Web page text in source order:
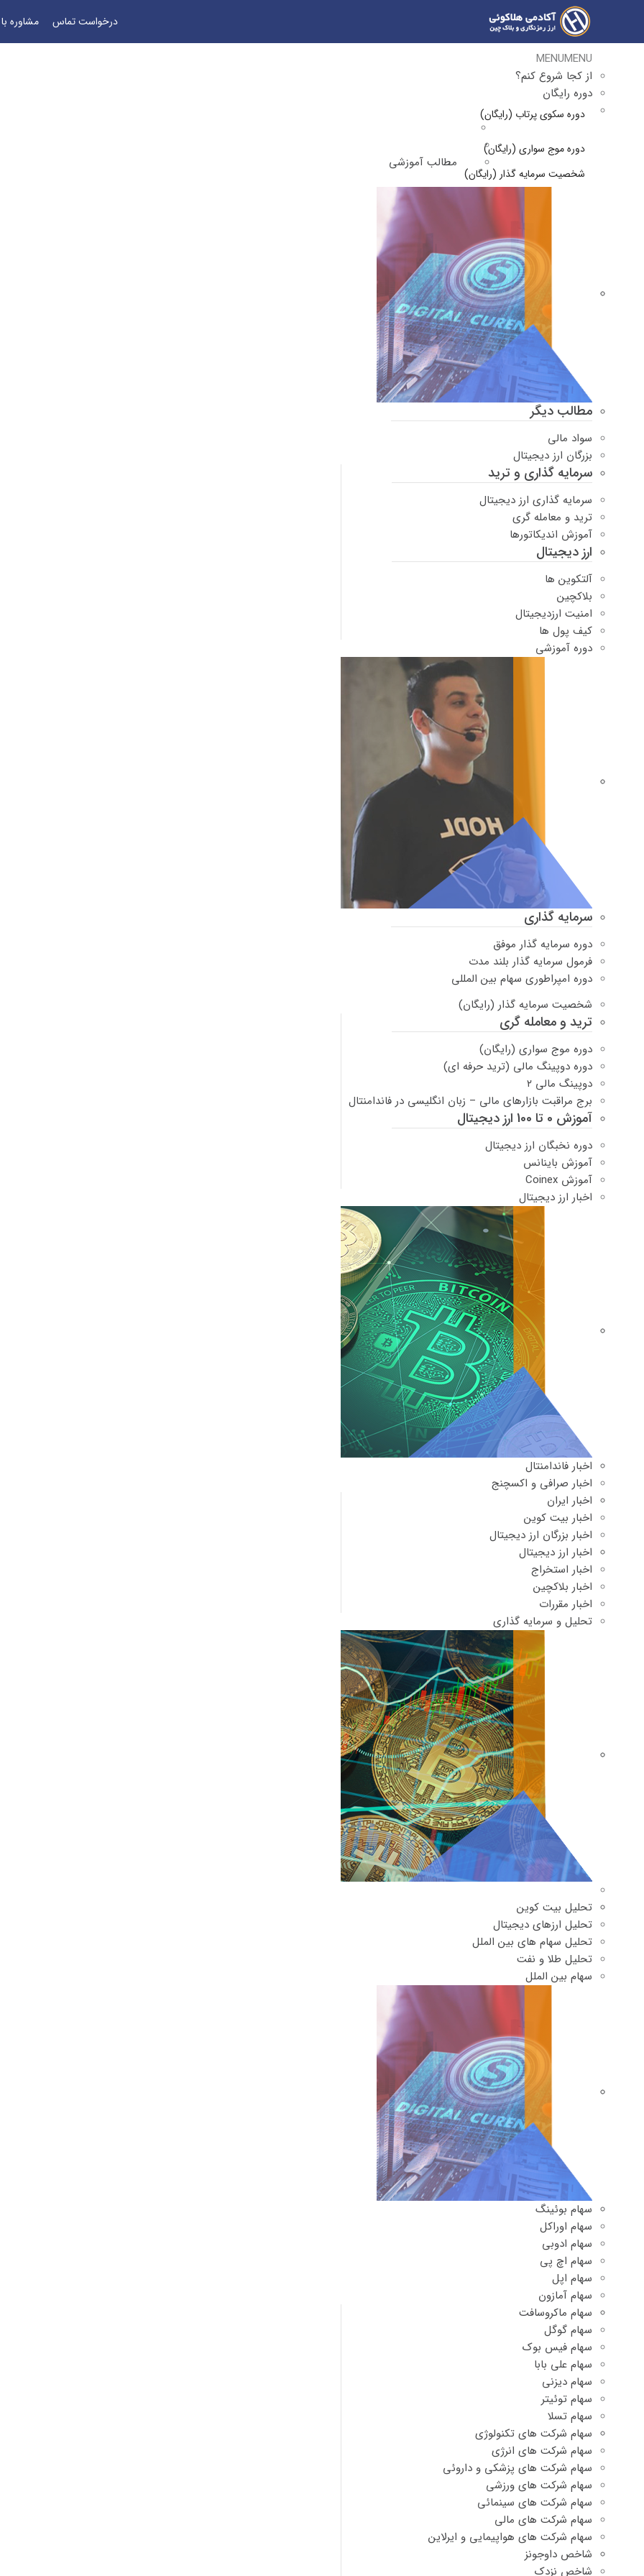
درخواست تماس مشاوره
MENUMENU
از کجا شروع کنم؟
دوره رایگان
دوره سکوی پرتاب (رایگان)
دوره موج سواری (رایگان)
شخصیت سرمایه گذار (رایگان)
مطالب آموزشی
مطالب دیگر
سواد مالی
بزرگان ارز دیجیتال
سرمایه گذاری و ترید
سرمایه گذاری ارز دیجیتال
ترید و معامله گری
آموزش اندیکاتورها
ارز دیجیتال
آلتکوین ها
بلاکچین
امنیت ارزدیجیتال
کیف پول ها
دوره‌ آموزشی
سرمایه گذاری
دوره سرمایه گذار موفق
فرمول سرمایه گذار بلند مدت
دوره امپراطوری سهام بین المللی
شخصیت سرمایه گذار (رایگان)
ترید و معامله گری
دوره موج سواری (رایگان)
دوره دوپینگ مالی (ترید حرفه ای)
دوپینگ مالی ۲
برج مراقبت بازارهای مالی – زبان انگلیسی در فاندامنتال
آموزش 0 تا 100 ارز دیجیتال
دوره نخبگان ارز دیجیتال
آموزش باینانس
آموزش Coinex
اخبار ارز دیجیتال
اخبار فاندامنتال
اخبار صرافی و اکسچنج
اخبار ایران
اخبار بیت کوین
اخبار بزرگان ارز دیجیتال
اخبار ارز دیجیتال
اخبار استخراج
اخبار بلاکچین
اخبار مقررات
تحلیل و سرمایه گذاری
تحلیل بیت کوین
تحلیل ارزهای دیجیتال
تحلیل سهام های بین الملل
تحلیل طلا و نفت
سهام بین الملل
سهام بوئینگ
سهام اوراکل
سهام ادوبی
سهام اچ پی
سهام اپل
سهام آمازون
سهام ماکروسافت
سهام گوگل
سهام فیس بوک
سهام علی بابا
سهام دیزنی
سهام توئیتر
سهام تسلا
سهام شرکت های تکنولوژی
سهام شرکت های انرژی
سهام شرکت های پزشکی و داروئی
سهام شرکت های ورزشی
سهام شرکت های سینمائی
سهام شرکت های مالی
سهام شرکت های هواپیمایی و ایرلاین
شاخص داوجونز
شاخص نزدک